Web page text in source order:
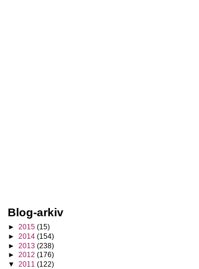
Blog-arkiv
► 2015 (15)
► 2014 (154)
► 2013 (238)
► 2012 (176)
▼ 2011 (122)